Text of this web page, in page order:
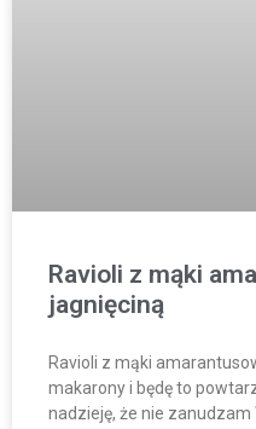
Ravioli z mąki
jagnięciną
Ravioli z mąki
makarony i będę to
nadzieję, że nie